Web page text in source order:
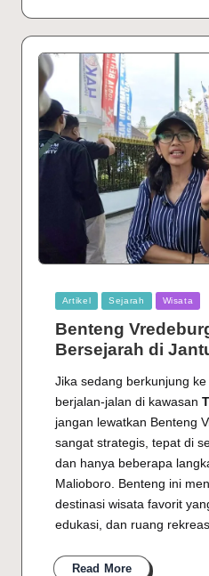
Posted
Artikel Sejarah Wisata
Benteng
Bersejarah di
Jika sedang berkunjung
berjalan-jalan di kawasan
jangan lewatkan Benteng
sangat strategis, tepat di
dan hanya beberapa
Malioboro. Benteng ini
destinasi wisata favorit
edukasi, dan ruang
Read More